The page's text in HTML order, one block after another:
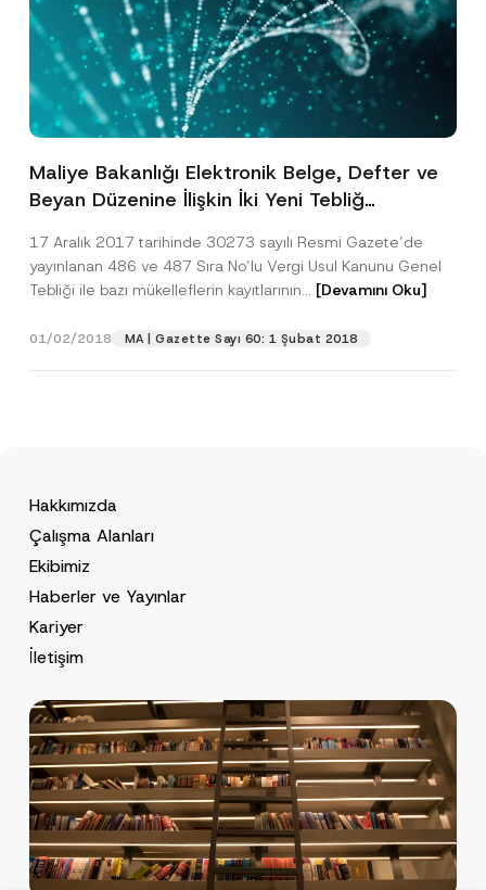
Maliye Bakanlığı Elektronik Belge, Defter ve
Beyan Düzenine İlişkin İki Yeni Tebliğ
17 Aralık 2017 tarihinde 30273 sayılı Resmi Gazete’de
yayınlanan 486 ve 487 Sıra No’lu Vergi Usul Kanunu Genel
Tebliği ile bazı mükelleflerin kayıtlarının... [Devamını Oku]
01/02/2018 MA | Gazette Sayı 60: 1 Şubat 2018
Hakkımızda
Çalışma Alanları
Ekibimiz
Haberler ve Yayınlar
Kariyer
İletişim